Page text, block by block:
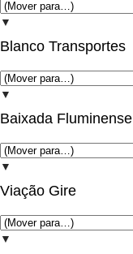
▼
Blanco Transportes
▼
Baixada Fluminense
▼
Viação Gire
▼